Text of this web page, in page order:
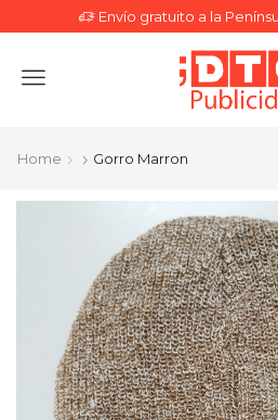
Envío gratuito a la
Menu
Home Gorro Marron